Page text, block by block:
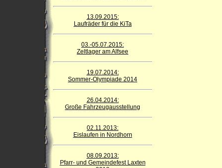
13.09.2015:
Laufräder für die KiTa
03.-05.07.2015:
Zeltlager am Alfsee
19.07.2014:
Sommer-Olympiade 2014
26.04.2014:
Große Fahrzeugausstellung
02.11.2013:
Eislaufen in Nordhorn
08.09.2013:
Pfarr- und Gemeindefest Laxten